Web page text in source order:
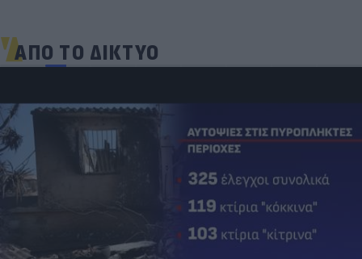
ΑΠΟ ΤΟ ΔΙΚΤΥΟ